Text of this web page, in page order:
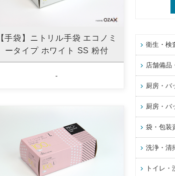
【手袋】ニトリル手袋 エコノミ
ータイプ ホワイト SS 粉付
-
衛生・検
店舗備品
厨房・バ
厨房・バ
袋・包装
洗浄・清
トイレ